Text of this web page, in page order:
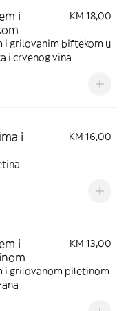
i
KM 18,00
i grilovanim biftekom u
i crvenog vina
i
KM 16,00
i
KM 13,00
i grilovanom piletinom